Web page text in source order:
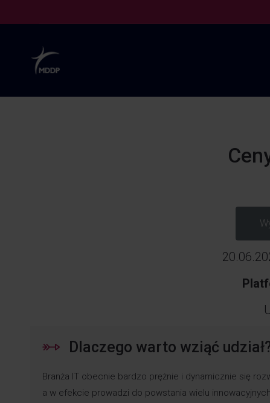
Dlaczego warto wziąć
Branża IT obecnie bardzo prężnie i dynamicznie się
a w efekcie prowadzi do powstania wielu